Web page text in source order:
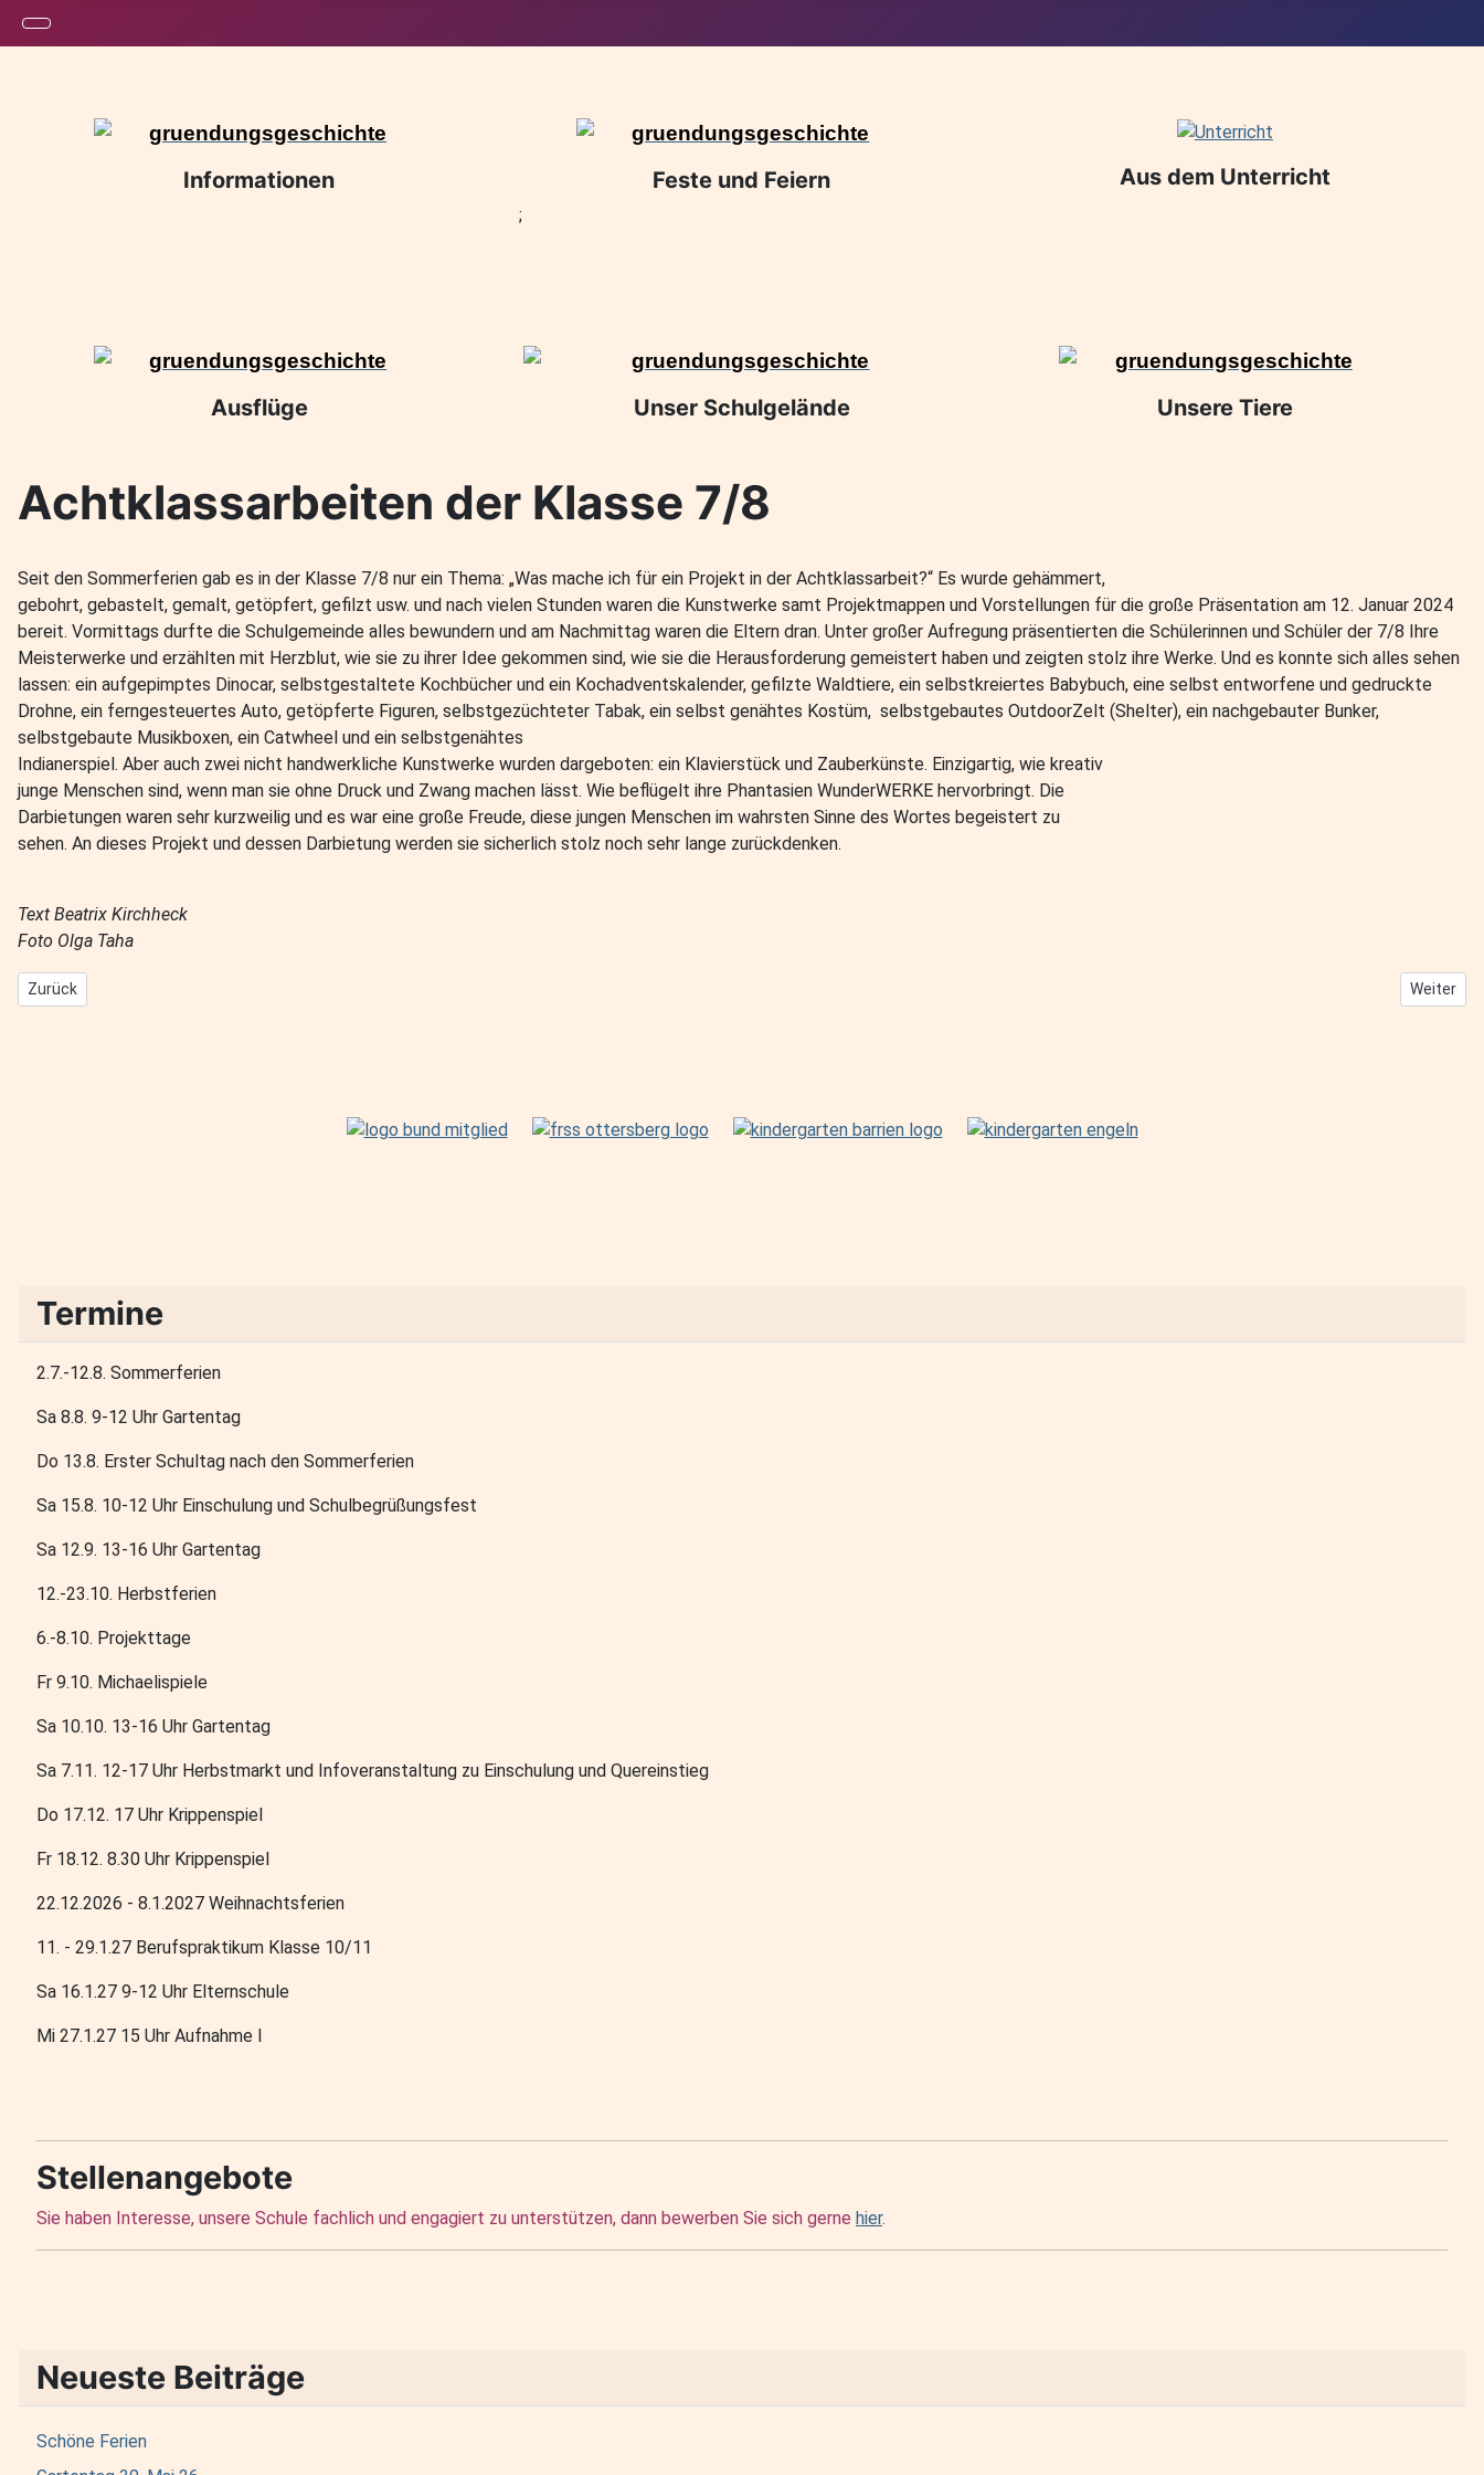
Informationen Feste und Feiern
;
Aus dem Unterricht
Ausflüge Unser Schulgelände Unsere Tiere
Achtklassarbeiten der Klasse 7/8
Seit den Sommerferien gab es in der Klasse 7/8 nur ein Thema: „Was mache ich für ein Projekt in der Achtklassarbeit?“ Es wurde gehämmert,
gebohrt, gebastelt, gemalt, getöpfert, gefilzt usw. und nach vielen Stunden waren die Kunstwerke samt Projektmappen und Vorstellungen für die große Präsentation am 12. Januar 2024
bereit. Vormittags durfte die Schulgemeinde alles bewundern und am Nachmittag waren die Eltern dran. Unter großer Aufregung präsentierten die Schülerinnen und Schüler der 7/8 Ihre
Meisterwerke und erzählten mit Herzblut, wie sie zu ihrer Idee gekommen sind, wie sie die Herausforderung gemeistert haben und zeigten stolz ihre Werke. Und es konnte sich alles sehen
lassen: ein aufgepimptes Dinocar, selbstgestaltete Kochbücher und ein Kochadventskalender, gefilzte Waldtiere, ein selbstkreiertes Babybuch, eine selbst entworfene und gedruckte
Drohne, ein ferngesteuertes Auto, getöpferte Figuren, selbstgezüchteter Tabak, ein selbst genähtes Kostüm, selbstgebautes OutdoorZelt (Shelter), ein nachgebauter Bunker,
selbstgebaute Musikboxen, ein Catwheel und ein selbstgenähtes
Indianerspiel. Aber auch zwei nicht handwerkliche Kunstwerke wurden dargeboten: ein Klavierstück und Zauberkünste. Einzigartig, wie kreativ
junge Menschen sind, wenn man sie ohne Druck und Zwang machen lässt. Wie beflügelt ihre Phantasien WunderWERKE hervorbringt. Die
Darbietungen waren sehr kurzweilig und es war eine große Freude, diese jungen Menschen im wahrsten Sinne des Wortes begeistert zu
sehen. An dieses Projekt und dessen Darbietung werden sie sicherlich stolz noch sehr lange zurückdenken.
Text Beatrix Kirchheck
Foto Olga Taha
Vorheriger Beitrag: "MOMO" - DAS THEATERPROJEKT der 7./8. Klasse am 30.4.2024 18Uhr
Zurück Nächster
Weiter
Termine
2.7.-12.8. Sommerferien
Sa 8.8. 9-12 Uhr Gartentag
Do 13.8. Erster Schultag nach den Sommerferien
Sa 15.8. 10-12 Uhr Einschulung und Schulbegrüßungsfest
Sa 12.9. 13-16 Uhr Gartentag
12.-23.10. Herbstferien
6.-8.10. Projekttage
Fr 9.10. Michaelispiele
Sa 10.10. 13-16 Uhr Gartentag
Sa 7.11. 12-17 Uhr Herbstmarkt und Infoveranstaltung zu Einschulung und Quereinstieg
Do 17.12. 17 Uhr Krippenspiel
Fr 18.12. 8.30 Uhr Krippenspiel
22.12.2026 - 8.1.2027 Weihnachtsferien
11. - 29.1.27 Berufspraktikum Klasse 10/11
Sa 16.1.27 9-12 Uhr Elternschule
Mi 27.1.27 15 Uhr Aufnahme I
Stellenangebote
Sie haben Interesse, unsere Schule fachlich und engagiert zu unterstützen, dann bewerben Sie sich gerne hier.
Neueste Beiträge
Schöne Ferien